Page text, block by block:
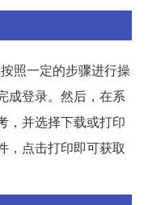
照一定的步骤进行操
成登录。然后，在系
，并选择下载或打印
，点击打印即可获取